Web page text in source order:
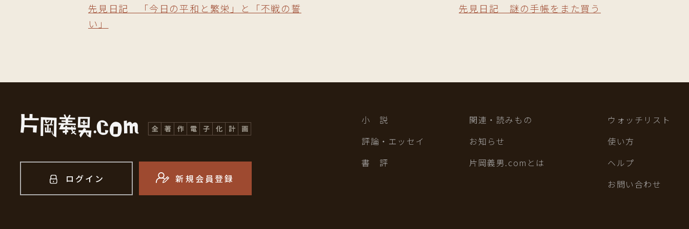
先見日記 「今日の平和と繁栄」と「不戦の誓
い」
先見日記 謎の手帳をまた買う
ログイン 新規会員登録
小 説
評論・エッセイ
書 評
関連・読みもの
お知らせ
片岡義男.comとは
ウォッチリスト
使い方
ヘルプ
お問い合わせ